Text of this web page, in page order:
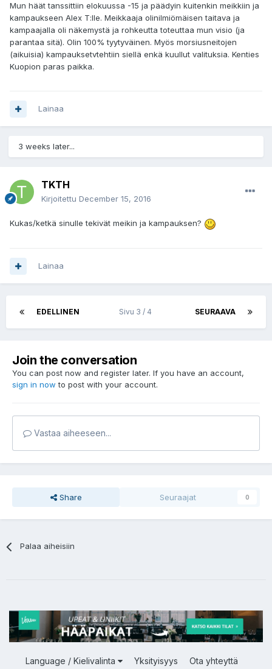
Mun häät tanssittiin elokuussa -15 ja päädyin kuitenkin meikkiin ja
kampaukseen Alex T:lle. Meikkaaja olinilmiömäisen taitava ja
kampaajalla oli näkemystä ja rohkeutta toteuttaa mun visio (ja
parantaa sitä). Olin 100% tyytyväinen. Myös morsiusneitojen
(aikuisia) kampauksetvtehtiin siellä enkä kuullut valituksia. Kenties
Kuopion paras paikka.
Lainaa
3 weeks later...
TKTH
Kirjoitettu December 15, 2016
Kukas/ketkä sinulle tekivät meikin ja kampauksen?
Lainaa
EDELLINEN SEURAAVA
Sivu 3 / 4
Join the conversation
You can post now and register later. If you have an account,
sign in now to post with your account.
Vastaa aiheeseen...
Share Seuraajat 0
Palaa aiheisiin
Language / Kielivalinta Yksityisyys
Ota yhteyttä